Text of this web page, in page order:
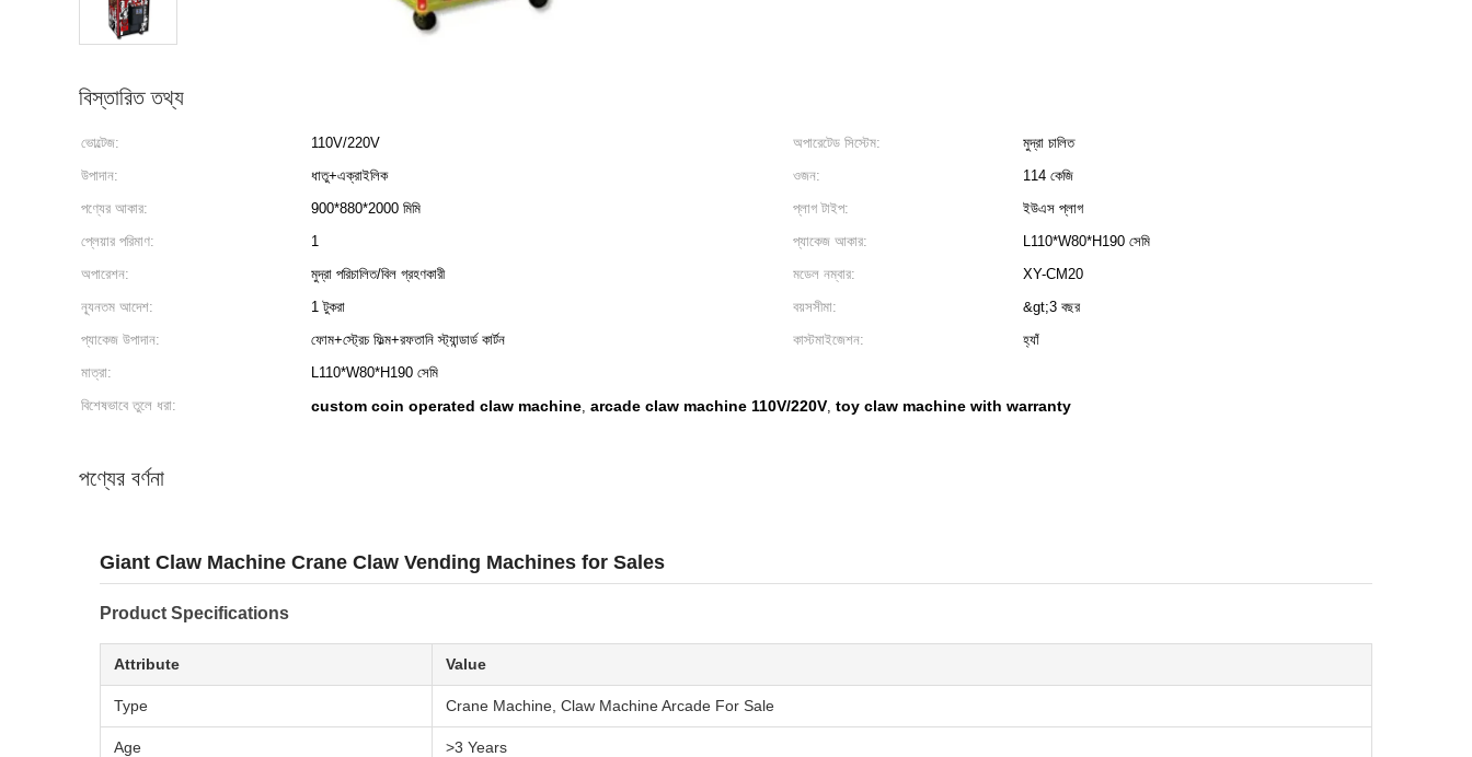
বিস্তারিত তথ্য
ভোল্টেজ: 110V/220V অপারেটেড সিস্টেম:
মুদ্রা চালিত
উপাদান:
ধাতু+এক্রাইলিক ওজন:
114 কেজি
পণ্যের আকার:
900*880*2000 মিমি প্লাগ টাইপ:
ইউএস প্লাগ
প্লেয়ার পরিমাণ:
1 প্যাকেজ আকার:
L110*W80*H190 সেমি
অপারেশন:
মুদ্রা পরিচালিত/বিল গ্রহণকারী মডেল নম্বার:
XY-CM20
ন্যূনতম আদেশ:
1 টুকরা বয়সসীমা:
&gt;3 বছর
প্যাকেজ উপাদান:
ফোম+স্ট্রেচ ফিল্ম+রফতানি স্ট্যান্ডার্ড কার্টন কাস্টমাইজেশন:
হ্যাঁ
মাত্রা:
L110*W80*H190 সেমি
বিশেষভাবে তুলে ধরা:
custom coin operated claw machine, arcade claw machine 110V/220V, toy claw machine with warranty
পণ্যের বর্ণনা
Giant Claw Machine Crane Claw Vending Machines for Sales
Product Specifications
Attribute Value
Type Crane Machine, Claw Machine Arcade For Sale
Age >3 Years